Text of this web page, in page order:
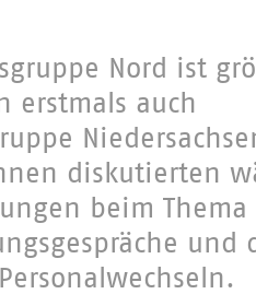
Nord ist
erstmals auch
diskutierten
beim Thema
und